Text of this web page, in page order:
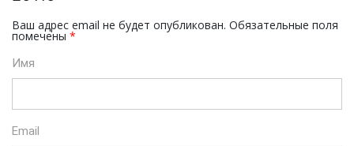
Ваш адрес email не будет опубликован. Обязательные поля
помечены *
Имя
Email